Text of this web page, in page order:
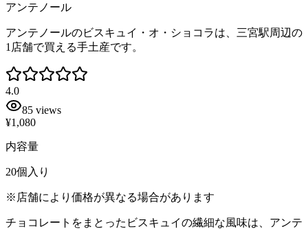
アンテノール
アンテノールのビスキュイ・オ・ショコラは、三宮駅周辺の
1店舗で買える手土産です。
4.0
85 views
¥1,080
内容量
20個入り
※店舗により価格が異なる場合があります
チョコレートをまとったビスキュイの繊細な風味は、アンテ